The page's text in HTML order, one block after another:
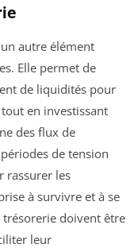
autre élément
Elle permet de
de liquidités pour
en investissant
des flux de
de tension
rassurer les
à survivre et à se
trésorerie doivent être
leur